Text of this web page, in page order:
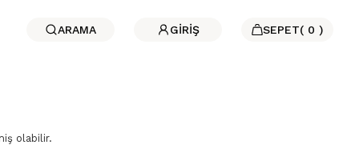
ARAMA GİRİŞ SEPET( 0 )
olabilir.